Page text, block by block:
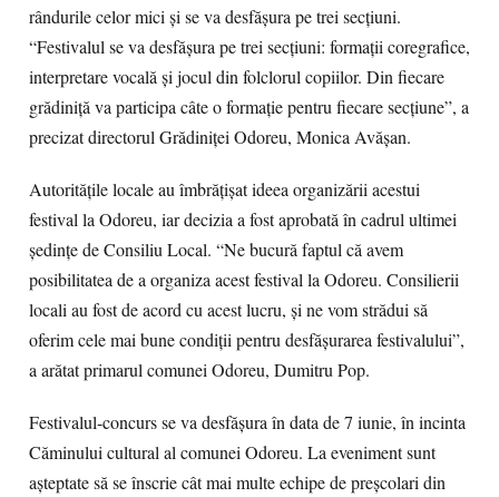
rândurile celor mici şi se va desfăşura pe trei secţiuni.
“Festivalul se va desfăşura pe trei secţiuni: formaţii coregrafice,
interpretare vocală şi jocul din folclorul copiilor. Din fiecare
grădiniţă va participa câte o formaţie pentru fiecare secţiune”, a
precizat directorul Grădiniţei Odoreu, Monica Avăşan.
Autorităţile locale au îmbrăţişat ideea organizării acestui
festival la Odoreu, iar decizia a fost aprobată în cadrul ultimei
şedinţe de Consiliu Local. “Ne bucură faptul că avem
posibilitatea de a organiza acest festival la Odoreu. Consilierii
locali au fost de acord cu acest lucru, şi ne vom strădui să
oferim cele mai bune condiţii pentru desfăşurarea festivalului”,
a arătat primarul comunei Odoreu, Dumitru Pop.
Festivalul-concurs se va desfăşura în data de 7 iunie, în incinta
Căminului cultural al comunei Odoreu. La eveniment sunt
aşteptate să se înscrie cât mai multe echipe de preşcolari din